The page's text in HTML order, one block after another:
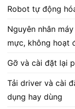
Robot tự động
Nguyên nhân
mực, không hoạt
Gỡ và cài đặt lại
Tải driver và cài
dụng hay dùng